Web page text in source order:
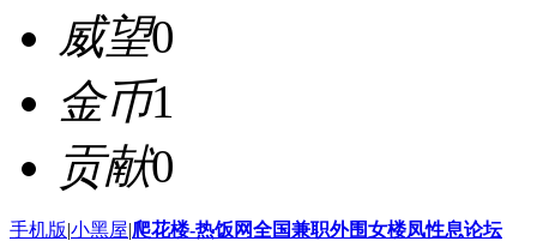
威望0
金币1
贡献0
手机版|小黑屋|爬花楼-热饭网全国兼职外围女楼凤性息论坛